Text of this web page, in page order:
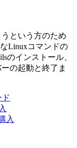
うという方のため
Linuxコマンドの
のインストール、
の起動と終了ま
入